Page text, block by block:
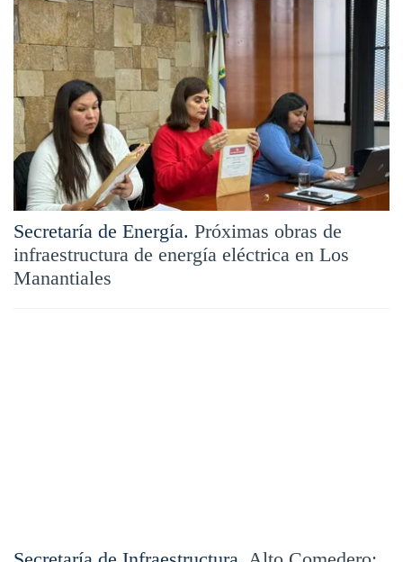
Secretaría de Energía. Próximas obras de
infraestructura de energía eléctrica en Los
Manantiales